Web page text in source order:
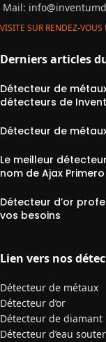
Mail:
VISITE SUR RENDEZ-
Derniers articles
Détecteur de
détecteurs de
Détecteur de
Le meilleur
nom de Ajax Primero
Détecteur d’or
vos besoins
Lien vers nos
Détecteur de métaux
Détecteur d’or
Détecteur de diamant
Détecteur d’eau